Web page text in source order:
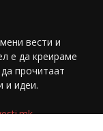
вести и
е да креираме
прочитаат
и идеи.